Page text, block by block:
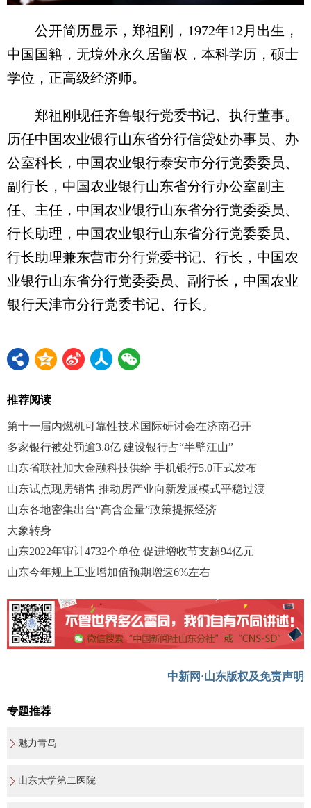
公开简历显示，郑祖刚，1972年12月出生，
中国国籍，无境外永久居留权，本科学历，硕士
学位，正高级经济师。
郑祖刚现任齐鲁银行党委书记、执行董事。
历任中国农业银行山东省分行信贷处办事员、办
公室科长，中国农业银行泰安市分行党委委员、
副行长，中国农业银行山东省分行办公室副主
任、主任，中国农业银行山东省分行党委委员、
行长助理，中国农业银行山东省分行党委委员、
行长助理兼东营市分行党委书记、行长，中国农
业银行山东省分行党委委员、副行长，中国农业
银行天津市分行党委书记、行长。
推荐阅读
第十一届内燃机可靠性技术国际研讨会在济南召开
多家银行被处罚逾3.8亿 建设银行占“半壁江山”
山东省联社加大金融科技供给 手机银行5.0正式发布
山东试点现房销售 推动房产业向新发展模式平稳过渡
山东各地密集出台“高含金量”政策提振经济
大象转身
山东2022年审计4732个单位 促进增收节支超94亿元
山东今年规上工业增加值预期增速6%左右
中新网·山东版权及免责声明
专题推荐
魅力青岛
山东大学第二医院